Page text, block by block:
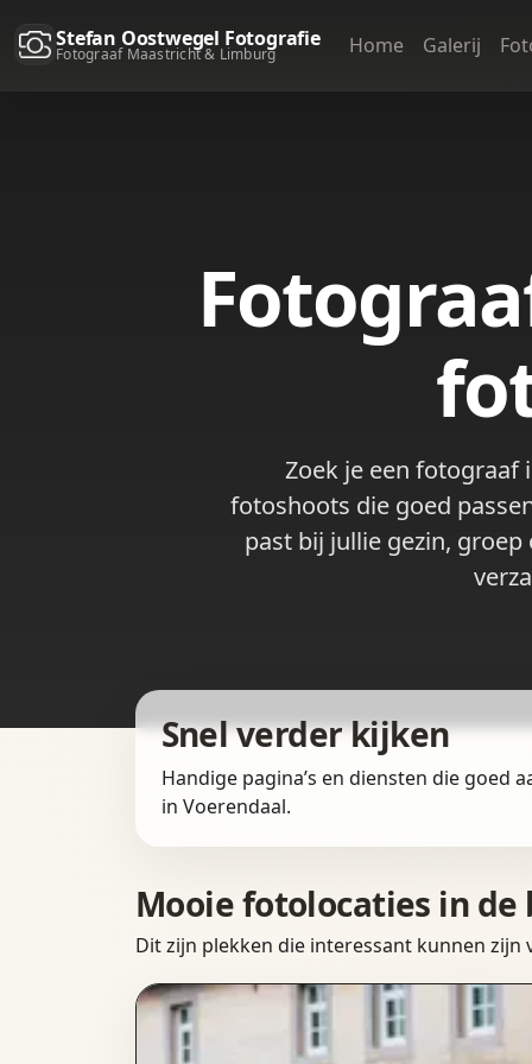
Stefan Oostwegel Fotografie
Fotograaf Maastricht & Limburg Home Galerij
Zoek je een fotograaf
fotoshoots die goed
past bij jullie gezin,
Snel verder kijken
Handige pagina’s en diensten die goed
in Voerendaal.
Mooie fotolocaties in
Dit zijn plekken die interessant kunnen